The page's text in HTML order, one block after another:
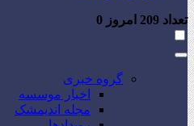
تعداد امروز 0
گروه خبری
اخبار موسسه
مجله اندیمشک